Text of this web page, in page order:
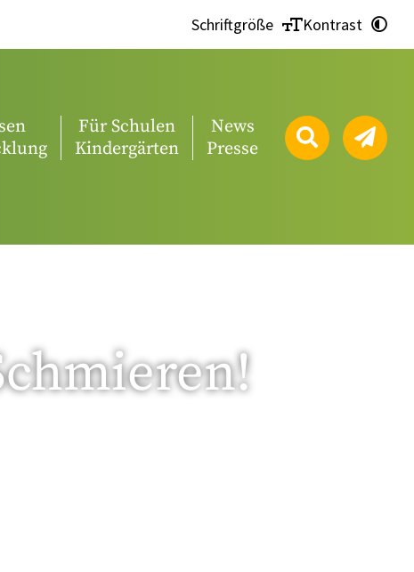
Schriftgröße Kontrast
Für Schulen
Kindergärten
News
Presse